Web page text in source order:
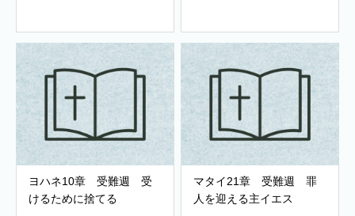
ヨハネ10章 受難週 受
けるために捨てる
マタイ21章 受難週 罪
人を迎える主イエス